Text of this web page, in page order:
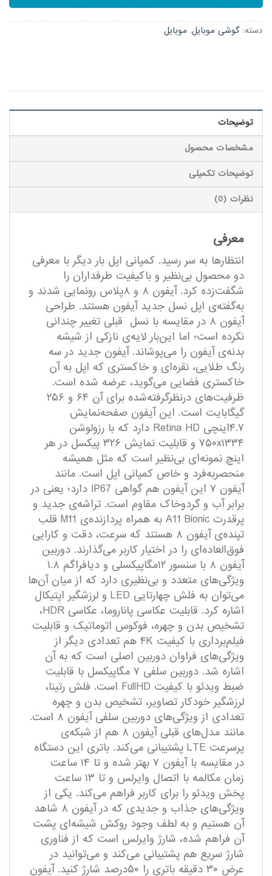
دسته: گوشی موبایل, موبایل
توضیحات
مشخصات محصول
توضیحات تکمیلی
نظرات (0)
معرفی
انتظارها به سر رسید. کمپانی اپل بار دیگر با معرفی
دو محصول بی‌نظیر و باکیفیت طرفداران را
شگفت‌زده کرد. آیفون ۸ و ۸پلاس رونمایی شدند و
به‌گفته‌ی اپل نسل جدید آیفون هستند. طراحی
آیفون ۸ در مقایسه با نسل قبلی تغییر چندانی
نکرده است؛ اما این‌بار لایه‌ی نازکی از شیشه
بدنه‌ی آیفون را می‌پوشاند. آیفون جدید در سه
رنگ طلایی، نقره‌ای و خاکستری که اپل به آن
خاکستری فضایی می‌گوید، عرضه شده است.
ظرفیت‌های درنظرگرفته‌شده برای آن ۶۴ و ۲۵۶
گیگابایت است. این آیفون صفحه‌نمایش
۴.۷اینچی Retina HD دارد که با رزولوشن
۷۵۰x۱۳۳۴ و قابلیت نمایش ۳۲۶ پیکسل در هر
اینچ نمونه‌ای بی‌نظیر است که مثل همیشه
منحصربه‌فرد و خاص کمپانی اپل است. مانند
آیفون ۷ این آیفون هم گواهی IP67 دارد؛ یعنی در
برابر آب و گردوخاک مقاوم است. تراشه‌ی جدید و
پرقدرت A11 Bionic به همراه پردازنده‌ی M11 قلب
تپنده‌ی آیفون ۸ هستند که سرعت، دقت و کارایی
فوق‌العاده‌ای را در اختیار کاربر می‌گذارند. دوربین
آیفون ۸ با سنسور ۱۲مگاپیکسلی و دیافراگم ۱.۸
ویژگی‌های متعدد و بی‌نظیری دارد که از میان آن‌ها
می‌توان به فلش چهارتایی LED و لرزشگیر اپتیکال
اشاره کرد. قابلیت عکاسی پاناروما، عکاسی HDR،
تشخیص بدن و چهره، فوکوس اتوماتیک و قابلیت
فیلم‌برداری با کیفیت ۴K هم تعدادی دیگر از
ویژگی‌های فراوان دوربین اصلی است که به آن
اشاره شد. دوربین سلفی ۷ مگاپیکسل با قابلیت
ضبط ویدئو با کیفیت FullHD است. فلش رتینا،
لرزشگیر خودکار تصاویر، تشخیص بدن و چهره
تعدادی از ویژگی‌های دوربین سلفی آیفون ۸ است.
مانند مدل‌های قبلی آیفون ۸ هم از شبکه‌ی
پرسرعت LTE پشتیبانی می‌کند. باتری این دستگاه
در مقایسه با آیفون ۷ بهتر شده و تا ۱۴ ساعت
زمان مکالمه با اتصال وایرلس و تا ۱۳ ساعت
پخش ویدئو را برای کاربر فراهم می‌کند. یکی از
ویژگی‌های جذاب و جدیدی که در آیفون ۸ شاهد
آن هستیم و به لطف وجود روکش شیشه‌ای پشت
آن فراهم شده، شارژ وایرلس است که از فناوری
شارژ سریع هم پشتیبانی می‌کند و می‌توانید در
عرض ۳۰ دقیقه باتری را ۵۰درصد شارژ کنید. آیفون